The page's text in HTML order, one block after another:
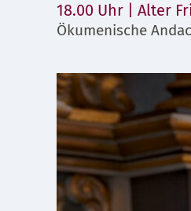
18.00 Uhr | Alter
Ökumenische